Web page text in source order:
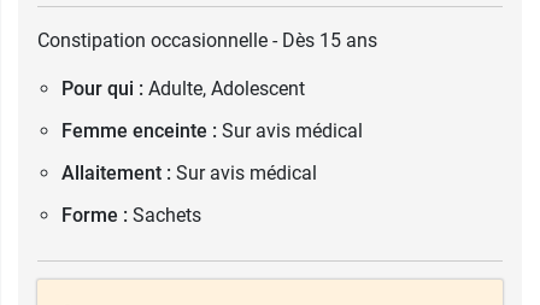
Constipation occasionnelle - Dès 15 ans
Pour qui : Adulte, Adolescent
Femme enceinte : Sur avis médical
Allaitement : Sur avis médical
Forme : Sachets